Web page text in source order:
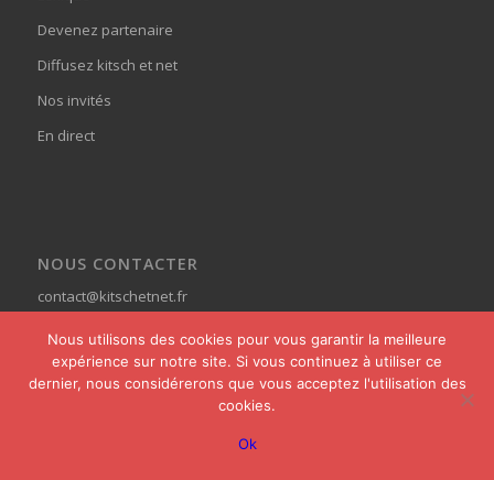
Devenez partenaire
Diffusez kitsch et net
Nos invités
En direct
NOUS CONTACTER
contact@kitschetnet.fr
powered by Enfold WordPress Theme
Nous utilisons des cookies pour vous garantir la meilleure
expérience sur notre site. Si vous continuez à utiliser ce
dernier, nous considérerons que vous acceptez l'utilisation des
cookies.
Ok